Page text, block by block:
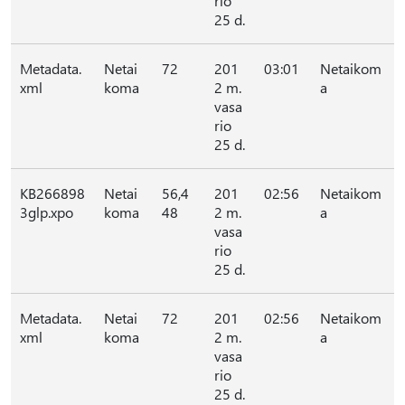
25 d.
Metadata.
xml
Netai
koma
72
201
2 m.
vasa
rio
25 d.
03:01
Netaikom
a
KB266898
3glp.xpo
Netai
koma
56,4
48
201
2 m.
vasa
rio
25 d.
02:56
Netaikom
a
Metadata.
xml
Netai
koma
72
201
2 m.
vasa
rio
25 d.
02:56
Netaikom
a